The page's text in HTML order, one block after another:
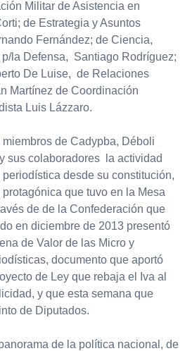
Militar de Asistencia en
de Estrategia y Asuntos
Fernández; de Ciencia,
la Defensa, Santiago Rodríguez;
De Luise, de Relaciones
Martínez de Coordinación
Luis Lázzaro.
de Cadypba, Déboli
sus colaboradores la actividad
desde su constitución,
que tuvo en la Mesa
de de la Confederación que
en diciembre de 2013 presentó
de Valor de las Micro y
documento que aportó
de Ley que rebaja el Iva al
y que esta semana que
de Diputados.
de la política nacional, de